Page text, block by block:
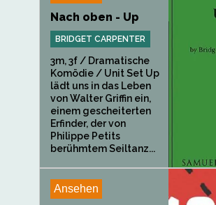
Nach oben - Up
BRIDGET CARPENTER
3m, 3f / Dramatische
Komödie / Unit Set Up
lädt uns in das Leben
von Walter Griffin ein,
einem gescheiterten
Erfinder, der von
Philippe Petits
berühmtem Seiltanz...
Ansehen